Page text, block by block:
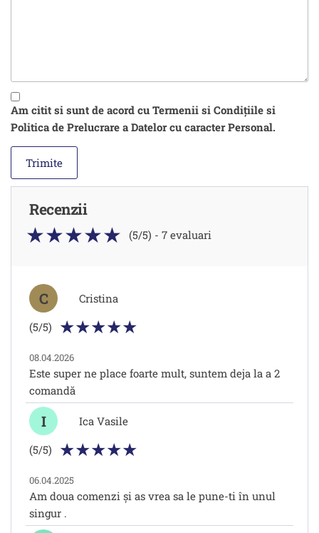
Am citit si sunt de acord cu Termenii si Condițiile si
Politica de Prelucrare a Datelor cu caracter Personal.
Recenzii
(5/5) - 7 evaluari
C
Cristina
(5/5)
08.04.2026
Este super ne place foarte mult, suntem deja la a 2
comandă
I
Ica Vasile
(5/5)
06.04.2025
Am doua comenzi și as vrea sa le pune-ti în unul
singur .